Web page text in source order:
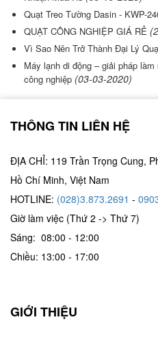
Quạt Treo Tường Dasin - KWP-
QUẠT CÔNG NGHIỆP GIÁ RẺ
Vì Sao Nên Trở Thành Đại Lý
Máy lạnh di động – giải pháp
công nghiệp (03-03-2020)
THÔNG TIN LIÊN HỆ
ĐỊA CHỈ: 119 Trần Trọng Cung,
Hồ Chí Minh, Việt Nam
HOTLINE: (028)3.873.2691 -
Giờ làm việc (Thứ 2 -> Thứ 7)
Sáng: 08:00 - 12:00
Chiều: 13:00 - 17:00
GIỚI THIỆU